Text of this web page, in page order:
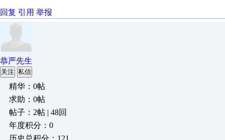
回复 引用 举报
恭严先生
关注 私信
精华：0帖
求助：0帖
帖子：2帖 | 48回
年度积分：0
历史总积分：121